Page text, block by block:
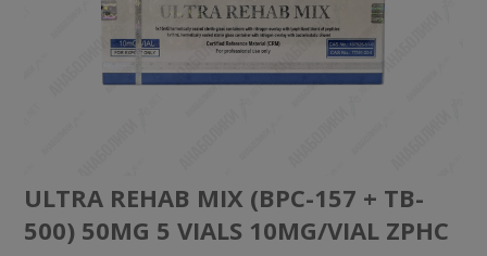
ULTRA REHAB MIX (BPC-157 + TB-
500) 50MG 5 VIALS 10MG/VIAL ZPHC